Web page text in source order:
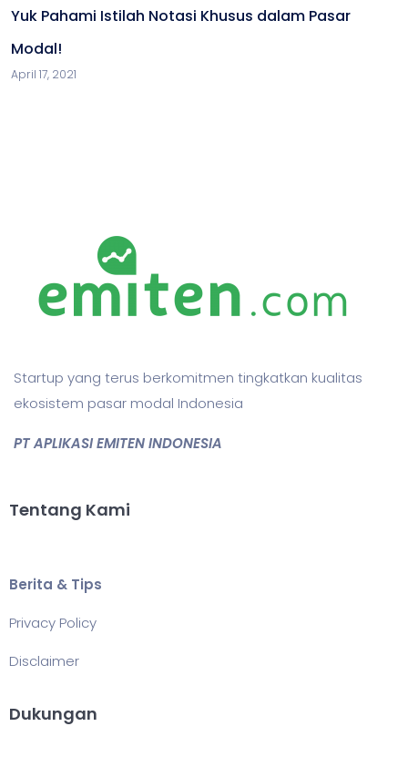
Yuk Pahami Istilah Notasi Khusus dalam Pasar
Modal!
April 17, 2021
Startup yang terus berkomitmen tingkatkan kualitas
ekosistem pasar modal Indonesia
PT APLIKASI EMITEN INDONESIA
Tentang Kami
Berita & Tips
Privacy Policy
Disclaimer
Dukungan